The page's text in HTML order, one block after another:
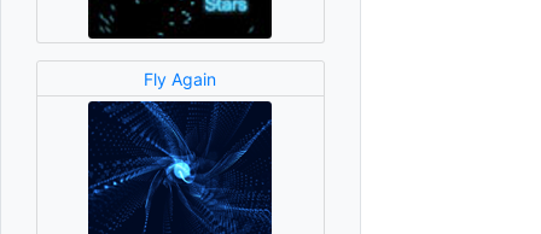
Fly Again